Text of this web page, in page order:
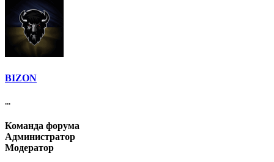
BIZON
...
Команда форума
Администратор
Модератор